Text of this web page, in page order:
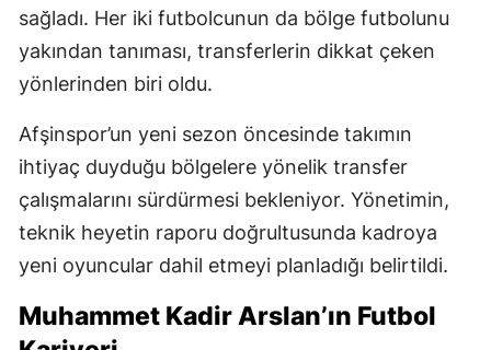
sağladı. Her iki futbolcunun da bölge futbolunu
yakından tanıması, transferlerin dikkat çeken
yönlerinden biri oldu.
Afşinspor’un yeni sezon öncesinde takımın
ihtiyaç duyduğu bölgelere yönelik transfer
çalışmalarını sürdürmesi bekleniyor. Yönetimin,
teknik heyetin raporu doğrultusunda kadroya
yeni oyuncular dahil etmeyi planladığı belirtildi.
Muhammet Kadir Arslan’ın Futbol